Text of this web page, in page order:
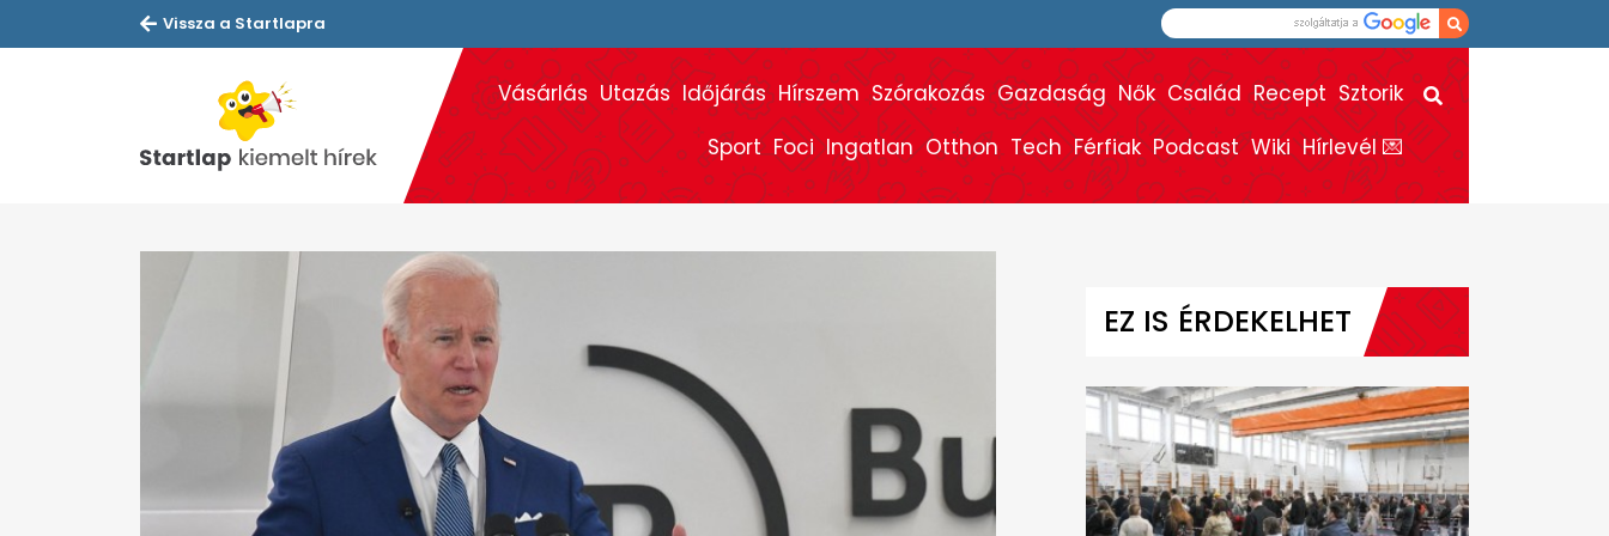
Vissza a Startlapra
Vásárlás Utazás Időjárás Hírszem Szórakozás Gazdaság Nők Család Recept Sztorik
Sport Foci Ingatlan Otthon Tech Férfiak Podcast Wiki Hírlevél 💌
EZ IS ÉRDEKELHET